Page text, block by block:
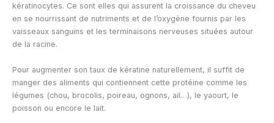
kératinocytes. Ce sont elles qui assurent la croissance du cheveu
en se nourrissant de nutriments et de l’oxygène fournis par les
vaisseaux sanguins et les terminaisons nerveuses situées autour
de la racine.
Pour augmenter son taux de kératine naturellement, il suffit de
manger des aliments qui contiennent cette protéine comme les
légumes (chou, brocolis, poireau, ognons, ail…), le yaourt, le
poisson ou encore le lait.